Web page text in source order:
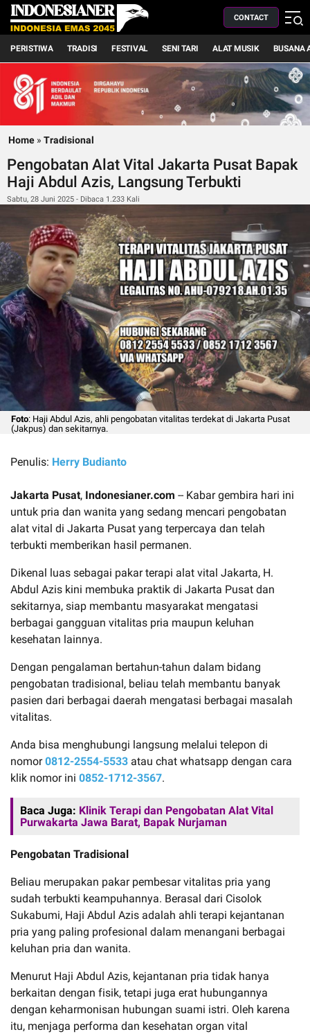
CONTACT
PERISTIWA TRADISI FESTIVAL SENI TARI ALAT MUSIK BUSANA
Home » Tradisional
Pengobatan Alat Vital Jakarta Pusat Bapak
Haji Abdul Azis, Langsung Terbukti
Sabtu, 28 Juni 2025 - Dibaca 1.233 Kali
Foto: Haji Abdul Azis, ahli pengobatan vitalitas terdekat di Jakarta Pusat
(Jakpus) dan sekitarnya.
Penulis: Herry Budianto
Jakarta Pusat, Indonesianer.com -- Kabar gembira hari ini
untuk pria dan wanita yang sedang mencari pengobatan
alat vital di Jakarta Pusat yang terpercaya dan telah
terbukti memberikan hasil permanen.
Dikenal luas sebagai pakar terapi alat vital Jakarta, H.
Abdul Azis kini membuka praktik di Jakarta Pusat dan
sekitarnya, siap membantu masyarakat mengatasi
berbagai gangguan vitalitas pria maupun keluhan
kesehatan lainnya.
Dengan pengalaman bertahun-tahun dalam bidang
pengobatan tradisional, beliau telah membantu banyak
pasien dari berbagai daerah mengatasi berbagai masalah
vitalitas.
Anda bisa menghubungi langsung melalui telepon di
nomor0812-2554-5533 atau chat whatsapp dengan cara
klik nomor ini 0852-1712-3567.
Baca Juga: Klinik Terapi dan Pengobatan Alat Vital
Purwakarta Jawa Barat, Bapak Nurjaman
Pengobatan Tradisional
Beliau merupakan pakar pembesar vitalitas pria yang
sudah terbukti keampuhannya. Berasal dari Cisolok
Sukabumi, Haji Abdul Azis adalah ahli terapi kejantanan
pria yang paling profesional dalam menangani berbagai
keluhan pria dan wanita.
Menurut Haji Abdul Azis, kejantanan pria tidak hanya
berkaitan dengan fisik, tetapi juga erat hubungannya
dengan keharmonisan hubungan suami istri. Oleh karena
itu, menjaga performa dan kesehatan organ vital